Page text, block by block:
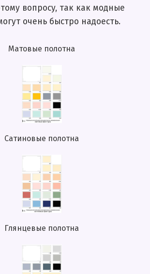
вопросу, так как модные
очень быстро надоесть.
Матовые полотна
Сатиновые полотна
Глянцевые полотна